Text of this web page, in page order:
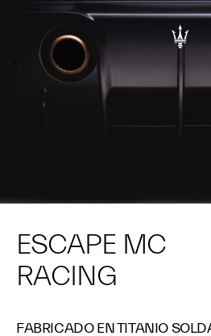
ESCAPE MC
RACING
FABRICADO EN TITANIO